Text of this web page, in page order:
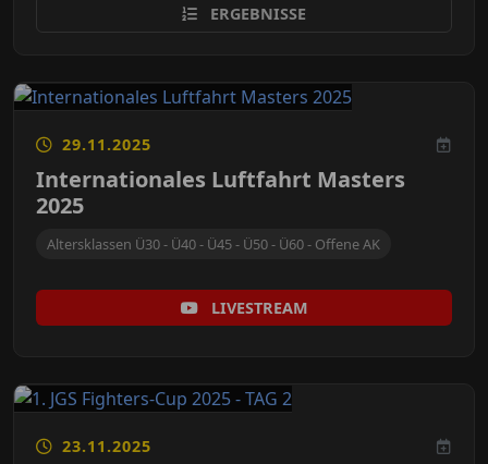
ERGEBNISSE
29.11.2025
Internationales Luftfahrt Masters
2025
Altersklassen Ü30 - Ü40 - Ü45 - Ü50 - Ü60 - Offene AK
LIVESTREAM
23.11.2025